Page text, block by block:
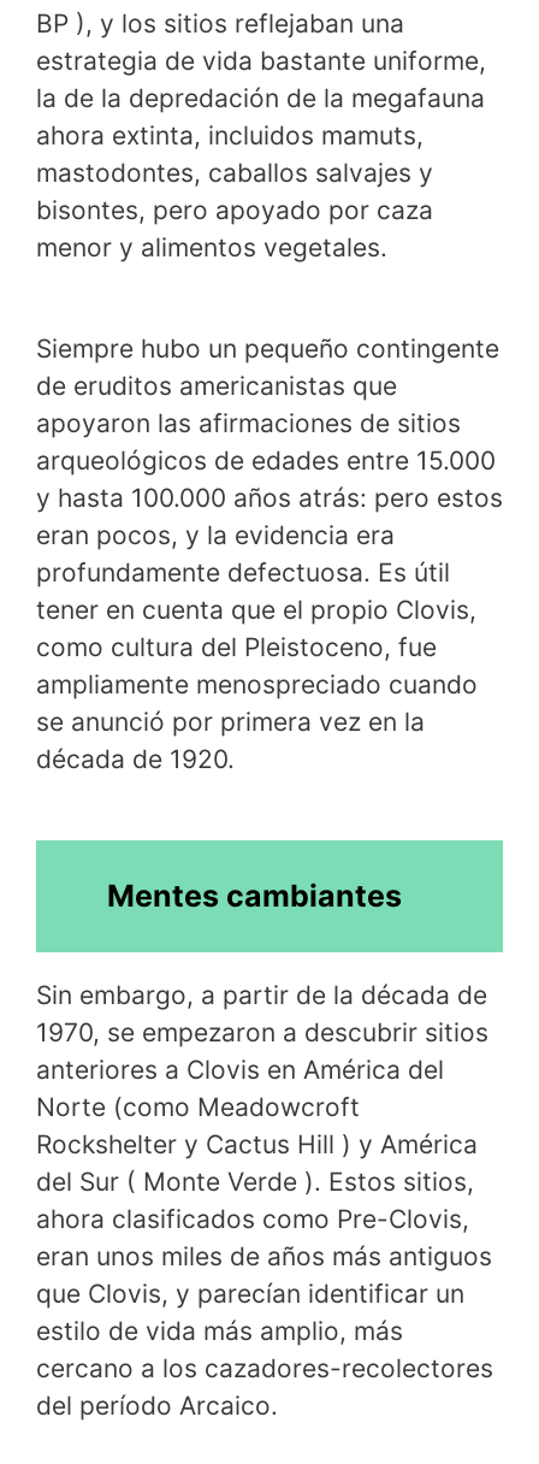
BP ), y los sitios reflejaban una
estrategia de vida bastante uniforme,
la de la depredación de la megafauna
ahora extinta, incluidos mamuts,
mastodontes, caballos salvajes y
bisontes, pero apoyado por caza
menor y alimentos vegetales.
Siempre hubo un pequeño contingente
de eruditos americanistas que
apoyaron las afirmaciones de sitios
arqueológicos de edades entre 15.000
y hasta 100.000 años atrás: pero estos
eran pocos, y la evidencia era
profundamente defectuosa. Es útil
tener en cuenta que el propio Clovis,
como cultura del Pleistoceno, fue
ampliamente menospreciado cuando
se anunció por primera vez en la
década de 1920.
Mentes cambiantes
Sin embargo, a partir de la década de
1970, se empezaron a descubrir sitios
anteriores a Clovis en América del
Norte (como Meadowcroft
Rockshelter y Cactus Hill ) y América
del Sur ( Monte Verde ). Estos sitios,
ahora clasificados como Pre-Clovis,
eran unos miles de años más antiguos
que Clovis, y parecían identificar un
estilo de vida más amplio, más
cercano a los cazadores-recolectores
del período Arcaico.